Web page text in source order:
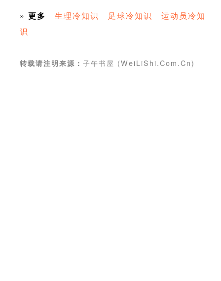
» 更多 生理冷知识 足球冷知识
运动员冷知
识
转载请注明来源： 子午书屋 (WeiLiShi.Com.Cn)